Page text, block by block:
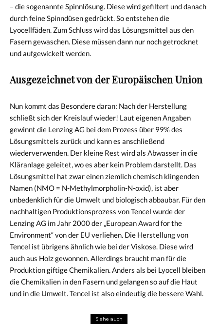
– die sogenannte Spinnlösung. Diese wird gefiltert und danach
durch feine Spinndüsen gedrückt. So entstehen die
Lyocellfäden. Zum Schluss wird das Lösungsmittel aus den
Fasern gewaschen. Diese müssen dann nur noch getrocknet
und aufgewickelt werden.
Ausgezeichnet von der Europäischen Union
Nun kommt das Besondere daran: Nach der Herstellung
schließt sich der Kreislauf wieder! Laut eigenen Angaben
gewinnt die Lenzing AG bei dem Prozess über 99% des
Lösungsmittels zurück und kann es anschließend
wiederverwenden. Der kleine Rest wird als Abwasser in die
Kläranlage geleitet, wo es aber kein Problem darstellt. Das
Lösungsmittel hat zwar einen ziemlich chemisch klingenden
Namen (NMO = N-Methylmorpholin-N-oxid), ist aber
unbedenklich für die Umwelt und biologisch abbaubar. Für den
nachhaltigen Produktionsprozess von Tencel wurde der
Lenzing AG im Jahr 2000 der „European Award for the
Environment“ von der EU verliehen. Die Herstellung von
Tencel ist übrigens ähnlich wie bei der Viskose. Diese wird
auch aus Holz gewonnen. Allerdings braucht man für die
Produktion giftige Chemikalien. Anders als bei Lyocell bleiben
die Chemikalien in den Fasern und gelangen so auf die Haut
und in die Umwelt. Tencel ist also eindeutig die bessere Wahl.
Siehe auch